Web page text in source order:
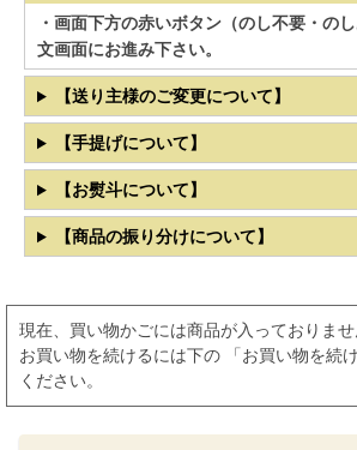
・画面下方の赤いボタン（のし不要・の
文画面にお進み下さい。
【送り主様のご変更について】
【手提げについて】
【お熨斗について】
【商品の振り分けについて】
現在、買い物かごには商品が入っておりませ
お買い物を続けるには下の 「お買い物を続
ください。